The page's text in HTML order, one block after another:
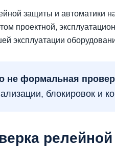
защиты и автоматики
проектной,
эксплуатации
формальная
блокировок и